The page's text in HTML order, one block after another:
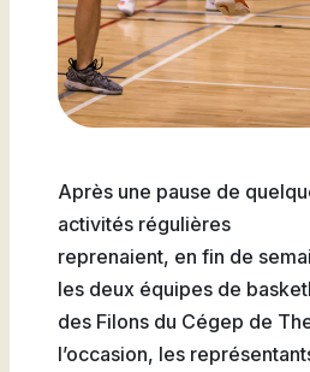
Natation
Flag
Football
Après une pause de
activités régulières
reprenaient, en fin de
les deux équipes de
des Filons du Cégep de
l’occasion, les